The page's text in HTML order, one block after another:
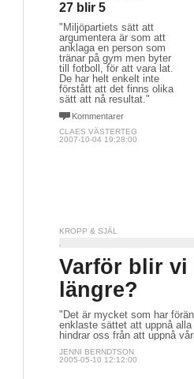
27 blir 5
"Miljöpartiets sätt att
argumentera är som att
anklaga en person som
tränar på gym men byter
till fotboll, för att vara lat.
De har helt enkelt inte
förstått att det finns olika
sätt att nå resultat."
Kommentarer
CLAES VÄSTERTEG
2007-10-04 19:28:00
KROPP & SJÄL
Varför blir vi
längre?
"Det är mycket som har
enklaste sättet att uppnå
hindrar oss från att uppnå
JENNI BERNDTSON
2005-05-10 12:12:00